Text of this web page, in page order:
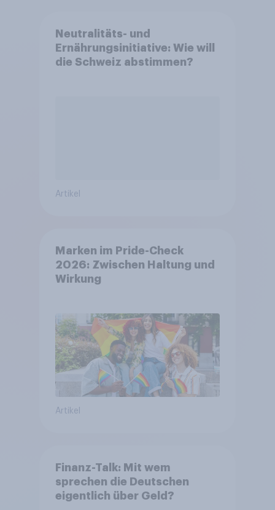
Neutralitäts- und
Ernährungsinitiative: Wie will
die Schweiz abstimmen?
Artikel
Marken im Pride-Check
2026: Zwischen Haltung und
Wirkung
Artikel
Finanz-Talk: Mit wem
sprechen die Deutschen
eigentlich über Geld?